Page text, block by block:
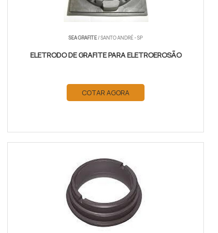
SEA GRAFITE/ SANTO ANDRÉ - SP
ELETRODO DE GRAFITE PARA ELETROEROSÃO
COTAR AGORA